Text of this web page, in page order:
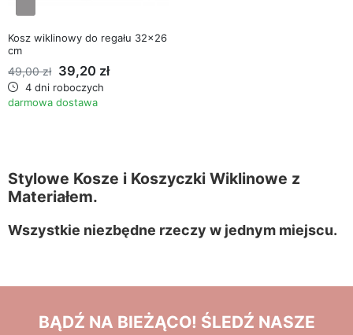
Kosz wiklinowy do regału 32x26
cm
49,00 zł 39,20 zł
4 dni roboczych
darmowa dostawa
Stylowe Kosze i Koszyczki Wiklinowe z
Materiałem.
Wszystkie niezbędne rzeczy w jednym miejscu.
BĄDŹ NA BIEŻĄCO! ŚLEDŹ NASZE